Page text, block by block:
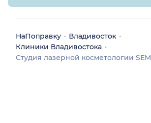
НаПоправку
Владивосток
Клиники Владивостока
Студия лазерной косметологии SEM